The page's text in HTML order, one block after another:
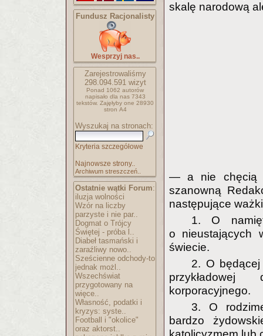
Fundusz Racjonalisty
Wesprzyj nas..
Zarejestrowaliśmy
298.094.591wizyt
Ponad 1062 autorów
napisało dla nas 7343
tekstów. Zajęłyby one 28930
stron A4
Wyszukaj na stronach:
Kryteria szczegółowe
Najnowsze strony..
Archiwum streszczeń..
Ostatnie wątki Forum:
iluzja wolności
Wzór na liczby
parzyste i nie par..
Dogmat o Trójcy
Świętej - próba l..
Diabeł tasmański i
zaraźliwy nowo..
Sześcienne odchody-to
jednak możl..
Wszechświat
przygotowany na
więce..
Własność, podatki i
kryzys: syste..
Football i "okolice"
oraz aktorst..
skalę narodową
— a nie chęcią
szanowną
następujące
1. O
o nieustających
świecie.
2. O będącej
przykładowej
korporacyjnego.
3. O
bardzo